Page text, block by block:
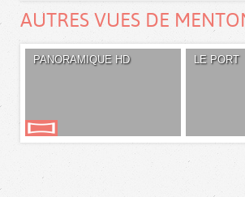
AUTRES VUES DE
PANORAMIQUE HD LE PORT